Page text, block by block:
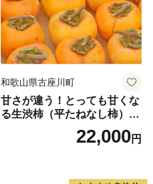
和歌山県古座川町
甘さが違う！とっても甘くな
る生渋柿（平たねなし柿）吊
ップ付約4.5～5kg 約24～30
22,000円